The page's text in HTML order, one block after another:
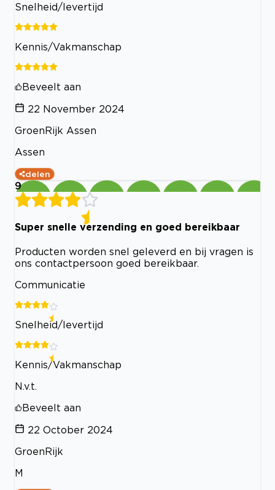
Snelheid/levertijd
Kennis/Vakmanschap
Beveelt aan
22 November 2024
GroenRijk Assen
Assen
delen
9
Super snelle verzending en goed bereikbaar
Producten worden snel geleverd en bij vragen is
ons contactpersoon goed bereikbaar.
Communicatie
Snelheid/levertijd
Kennis/Vakmanschap
N.v.t.
Beveelt aan
22 October 2024
GroenRijk
M